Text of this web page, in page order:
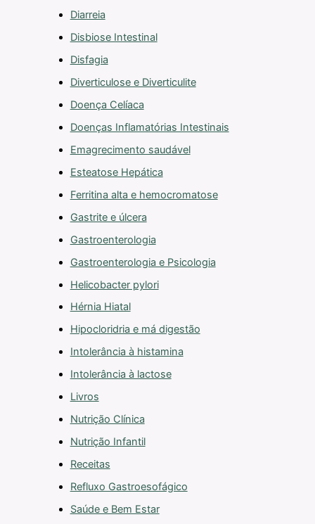
Diarreia
Disbiose Intestinal
Disfagia
Diverticulose e Diverticulite
Doença Celíaca
Doenças Inflamatórias Intestinais
Emagrecimento saudável
Esteatose Hepática
Ferritina alta e hemocromatose
Gastrite e úlcera
Gastroenterologia
Gastroenterologia e Psicologia
Helicobacter pylori
Hérnia Hiatal
Hipocloridria e má digestão
Intolerância à histamina
Intolerância à lactose
Livros
Nutrição Clínica
Nutrição Infantil
Receitas
Refluxo Gastroesofágico
Saúde e Bem Estar